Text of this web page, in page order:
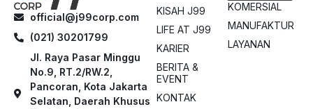
official@j99corp.com
(021) 30201799
Jl. Raya Pasar Minggu
No.9, RT.2/RW.2,
Pancoran, Kota Jakarta
Selatan, Daerah Khusus
KISAH J99
LIFE AT J99
KARIER
BERITA &
EVENT
KONTAK
KOMERSIAL
MANUFAKTUR
LAYANAN